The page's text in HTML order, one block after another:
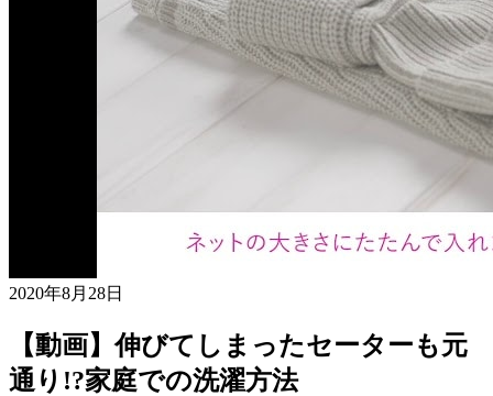
2020年8月28日
【動画】伸びてしまったセーターも元
通り!?家庭での洗濯方法